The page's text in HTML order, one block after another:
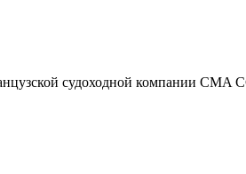
судоходной компании CMA